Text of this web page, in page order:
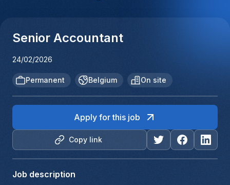
Senior Accountant
24/02/2026
Permanent Belgium On site
Copy link
Apply for this job
Job description